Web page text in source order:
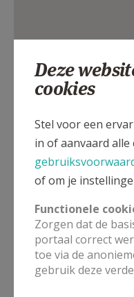
Pastoor
Philippus Neridreef
9100 Sint-Niklaas
32 3 776 08
32 495 575
Deze
cookies
Stel voor een
in of aanvaard alle
of om je
Functionele
Zorgen dat de
portaal correct
toe via de
gebruik deze